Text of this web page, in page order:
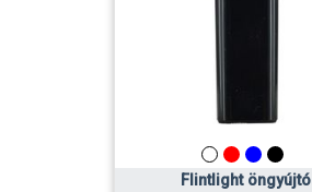
Flintlight öngyújtó